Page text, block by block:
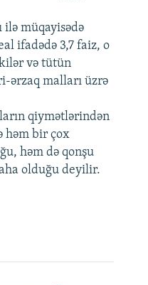
müqayisədə
ifadədə 3,7 faiz, o
və tütün
ərzaq malları üzrə
qiymətlərindən
həm bir çox
həm də qonşu
olduğu deyilir.